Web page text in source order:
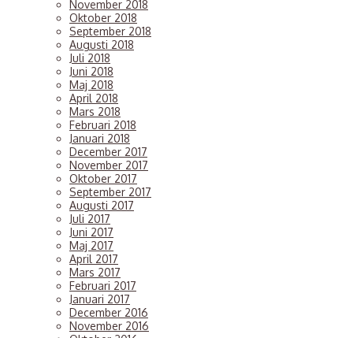
November 2018
Oktober 2018
September 2018
Augusti 2018
Juli 2018
Juni 2018
Maj 2018
April 2018
Mars 2018
Februari 2018
Januari 2018
December 2017
November 2017
Oktober 2017
September 2017
Augusti 2017
Juli 2017
Juni 2017
Maj 2017
April 2017
Mars 2017
Februari 2017
Januari 2017
December 2016
November 2016